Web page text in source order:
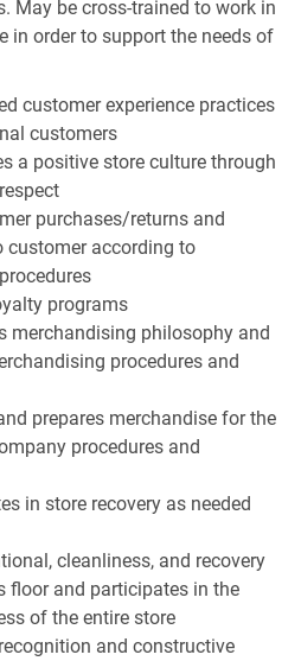
May be cross-trained to work in
in order to support the needs of
customer experience practices
customers
a positive store culture through
purchases/returns and
customer according to
programs
merchandising philosophy and
procedures and
prepares merchandise for the
procedures and
in store recovery as needed
cleanliness, and recovery
floor and participates in the
of the entire store
and constructive